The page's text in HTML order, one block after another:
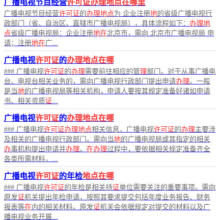
广播电视节目经营许可证办理地点在哪里
广播电视节目经营许可证的办理地点为 企业注册地的省级广播电视行
政部门（省、自治区、直辖市广播电视局），具体流程如下： 办理地
点省级广播电视局：企业注册地在北京市，需向 北京市广播电视局 申
请；注册地在广...
广播电视许可证的办理地点在哪
### 广播电视许可证的办理需要前往相应的管理部门。对于从事广播电
台、电视台相关业务的，需向广播电视行政部门提出申请办理。一般
是当地的广播电视局等相关机构，申请人要按其规定准备好诸如申请
书、相关资质证...
广播电视许可证的办理地点在哪
### 广播电视许可证办理地点相关信息，广播电视许可证的办理主要涉
及相关的广播电视行政部门。需向当地的广播电视局或其指定的相关
办事机构提出申请并办理。 在办理过程中，要依据相关规定准备齐全
各类所需材料，...
广播电视许可证的年检地点在哪
### 广播电视许可证的年检是相关持证单位需要关注的重要事项。需向
原发证机关提出年检申请，按照其要求提交包括年度业务报告、财务
报表等在内的相关材料。原发证机关会依据规定对提交的材料以及广
播电视业务开展...